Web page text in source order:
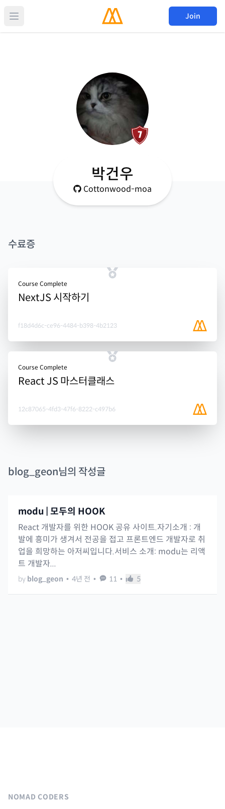
Join
박건우
Cottonwood-moa
수료증
Course Complete
NextJS 시작하기
f18d4d6c-ce96-4484-b398-4b2123
Course Complete
React JS 마스터클래스
12c87065-4fd3-47f6-8222-c497b6
blog_geon님의 작성글
modu | 모두의 HOOK
React 개발자를 위한 HOOK 공유 사이트.자기소개 : 개
발에 흥미가 생겨서 전공을 접고 프론트엔드 개발자로 취
업을 희망하는 아저씨입니다.서비스 소개: modu는 리액
트 개발자...
by blog_geon • 4년 전 • 11 • 5
NOMAD CODERS